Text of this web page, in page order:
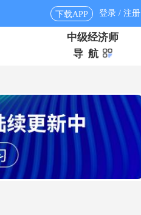
下载APP 登录 / 注册
中级经济师
导 航